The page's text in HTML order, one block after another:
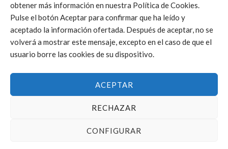
obtener más información en nuestra Política de Cookies.
Pulse el botón Aceptar para confirmar que ha leído y
aceptado la información ofertada. Después de aceptar, no se
volverá a mostrar este mensaje, excepto en el caso de que el
usuario borre las cookies de su dispositivo.
ACEPTAR
RECHAZAR
CONFIGURAR